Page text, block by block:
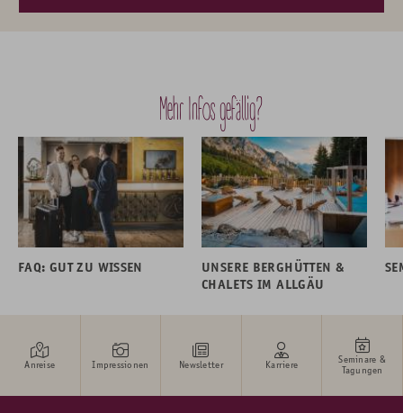
Mehr Infos gefällig?
FAQ: GUT ZU WISSEN
UNSERE BERGHÜTTEN &
CHALETS IM ALLGÄU
Anreise Impressionen Newsletter Karriere
Seminare &
Tagungen